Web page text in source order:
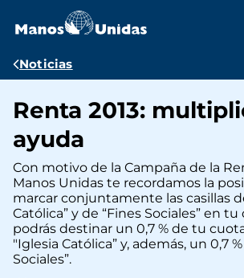
contenido
Ruta
navegación
Noticias
Renta 2013:
ayuda
Con motivo de la Campaña de la
Manos Unidas te recordamos la
marcar conjuntamente las casillas
Católica” y de “Fines Sociales” en tu
podrás destinar un 0,7 % de tu
"Iglesia Católica” y, además, un 0,7
Sociales”.